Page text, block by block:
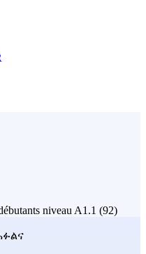
niveau A1.1 (92)